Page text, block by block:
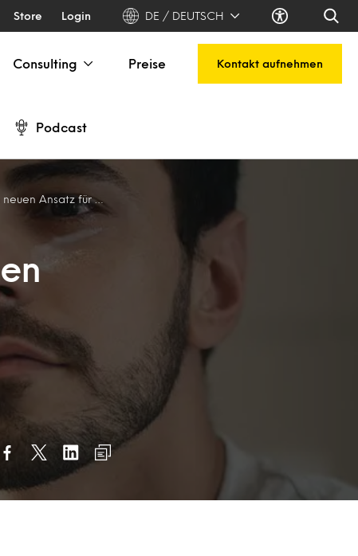
Store Login DE / DEUTSCH
Consulting Preise Kontakt aufnehmen
Podcast
Männerpflegeprodukte